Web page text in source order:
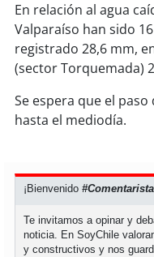
soychillán
soy sancarlos
soytalcahuano
soycoronel
soy arauco
En relación al agua
Valparaíso han sido
registrado 28,6 mm,
(sector Torquemada)
Se espera que el
hasta el mediodía.
¡Bienvenido
Te invitamos a opinar y
noticia. En SoyChile
y constructivos y nos